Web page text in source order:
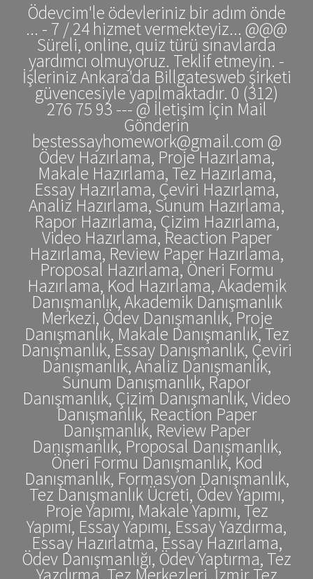
Ödevcim'le ödevleriniz bir adım önde
... - 7 / 24 hizmet vermekteyiz... @@@
Süreli, online, quiz türü sınavlarda
yardımcı olmuyoruz. Teklif etmeyin. -
İşleriniz Ankara'da Billgatesweb şirketi
güvencesiyle yapılmaktadır. 0 (312)
276 75 93 --- @ İletişim İçin Mail
Gönderin
bestessayhomework@gmail.com @
Ödev Hazırlama, Proje Hazırlama,
Makale Hazırlama, Tez Hazırlama,
Essay Hazırlama, Çeviri Hazırlama,
Analiz Hazırlama, Sunum Hazırlama,
Rapor Hazırlama, Çizim Hazırlama,
Video Hazırlama, Reaction Paper
Hazırlama, Review Paper Hazırlama,
Proposal Hazırlama, Öneri Formu
Hazırlama, Kod Hazırlama, Akademik
Danışmanlık, Akademik Danışmanlık
Merkezi, Ödev Danışmanlık, Proje
Danışmanlık, Makale Danışmanlık, Tez
Danışmanlık, Essay Danışmanlık, Çeviri
Danışmanlık, Analiz Danışmanlık,
Sunum Danışmanlık, Rapor
Danışmanlık, Çizim Danışmanlık, Video
Danışmanlık, Reaction Paper
Danışmanlık, Review Paper
Danışmanlık, Proposal Danışmanlık,
Öneri Formu Danışmanlık, Kod
Danışmanlık, Formasyon Danışmanlık,
Tez Danışmanlık Ücreti, Ödev Yapımı,
Proje Yapımı, Makale Yapımı, Tez
Yapımı, Essay Yapımı, Essay Yazdırma,
Essay Hazırlatma, Essay Hazırlama,
Ödev Danışmanlığı, Ödev Yaptırma, Tez